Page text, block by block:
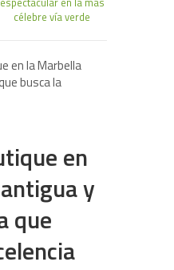
célebre vía verde
en la Marbella
busca la
en
y
que